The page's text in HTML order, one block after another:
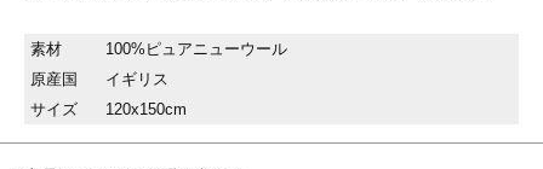
素材
100%ピュアニューウール
原産国
イギリス
サイズ
120x150cm